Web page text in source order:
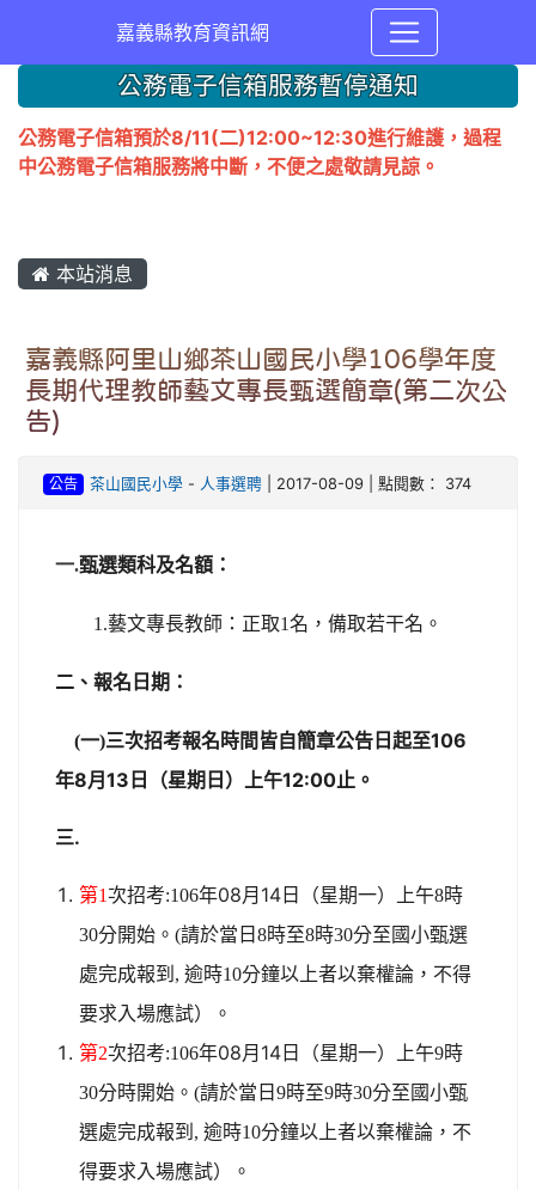
嘉義縣教育資訊網
公務電子信箱服務暫停通知
公務電子信箱預於8/11(二)12:00~12:30進行維護，過程
中公務電子信箱服務將中斷，不便之處敬請見諒。
本站消息
嘉義縣阿里山鄉茶山國民小學106學年度
長期代理教師藝文專長甄選簡章(第二次公
告)
公告 茶山國民小學- 人事選聘| 2017-08-09 | 點閱數： 374
一.甄選類科及名額 ：
1.藝文專長教師：正取1名，備取若干名。
二、報名日期：
(一)三次招考報名時間皆自簡章公告日起至106
年8月13日（星期日）上午12:00止。
三.
第1次招考:106年08月14日（星期一） 上午8時
30分開始。 (請於當日 8時至8時30分至國小甄選
處完成報到 , 逾時10分鐘以上者以棄權論，不得
要求入場應試）。
第2次招考:106年08月14日（星期一） 上午9時
30分時開始。 (請於當日 9時至9時30分至國小甄
選處完成報到 , 逾時10分鐘以上者以棄權論，不
得要求入場應試）。